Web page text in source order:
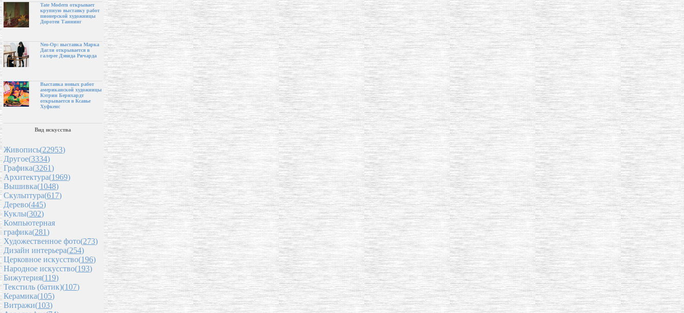
Tate Modern открывает
крупную выставку работ
пионерской художницы
Доротеи Таннинг
Neo-Op: выставка Марка
Дагли открывается в
галерее Дэвида Ричарда
Выставка новых работ
американской художницы
Кэтрин Бернхардт
открывается в Ксавье
Хуфкенс
Вид искусства
Живопись(22953)
Другое(3334)
Графика(3261)
Архитектура(1969)
Вышивка(1048)
Скульптура(617)
Дерево(445)
Куклы(302)
Компьютерная
графика(281)
Художественное фото(273)
Дизайн интерьера(254)
Церковное искусство(196)
Народное искусство(193)
Бижутерия(119)
Текстиль (батик)(107)
Керамика(105)
Витражи(103)